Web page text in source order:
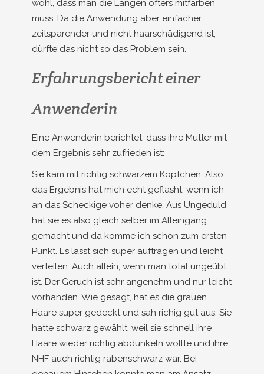
wohl, dass man die Längen öfters mitfärben
muss. Da die Anwendung aber einfacher,
zeitsparender und nicht haarschädigend ist,
dürfte das nicht so das Problem sein.
Erfahrungsbericht einer
Anwenderin
Eine Anwenderin berichtet, dass ihre Mutter mit
dem Ergebnis sehr zufrieden ist:
Sie kam mit richtig schwarzem Köpfchen. Also
das Ergebnis hat mich echt geflasht, wenn ich
an das Scheckige voher denke. Aus Ungeduld
hat sie es also gleich selber im Alleingang
gemacht und da komme ich schon zum ersten
Punkt. Es lässt sich super auftragen und leicht
verteilen. Auch allein, wenn man total ungeübt
ist. Der Geruch ist sehr angenehm und nur leicht
vorhanden. Wie gesagt, hat es die grauen
Haare super gedeckt und sah richig gut aus. Sie
hatte schwarz gewählt, weil sie schnell ihre
Haare wieder richtig abdunkeln wollte und ihre
NHF auch richtig rabenschwarz war. Bei